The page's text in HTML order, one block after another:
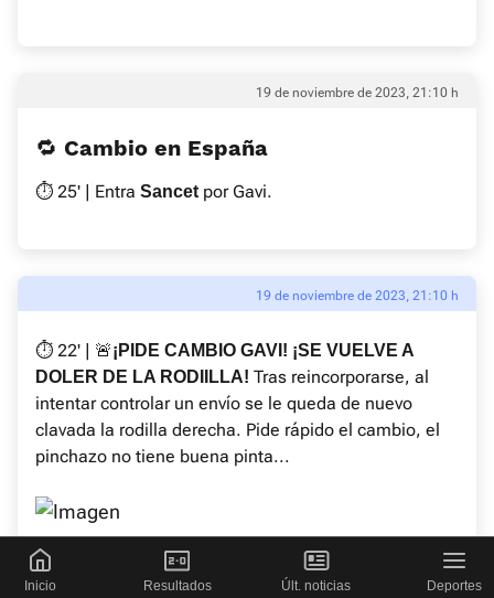
19 de noviembre de 2023, 21:10 h
🔁 Cambio en España
⏱ 25' | Entra Sancetpor Gavi.
19 de noviembre de 2023, 21:10 h
⏱ 22' | 🚨¡PIDE CAMBIO GAVI! ¡SE VUELVE A
DOLER DE LA RODIILLA! Tras reincorporarse, al
intentar controlar un envío se le queda de nuevo
clavada la rodilla derecha. Pide rápido el cambio, el
pinchazo no tiene buena pinta...
Inicio Resultados Últ. noticias Deportes